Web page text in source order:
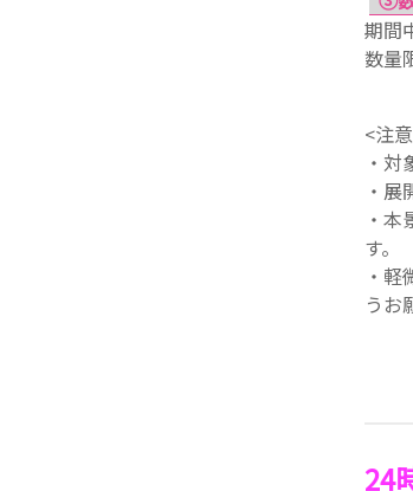
期間
数量
<注
・
・
・
す。
・
うお
24